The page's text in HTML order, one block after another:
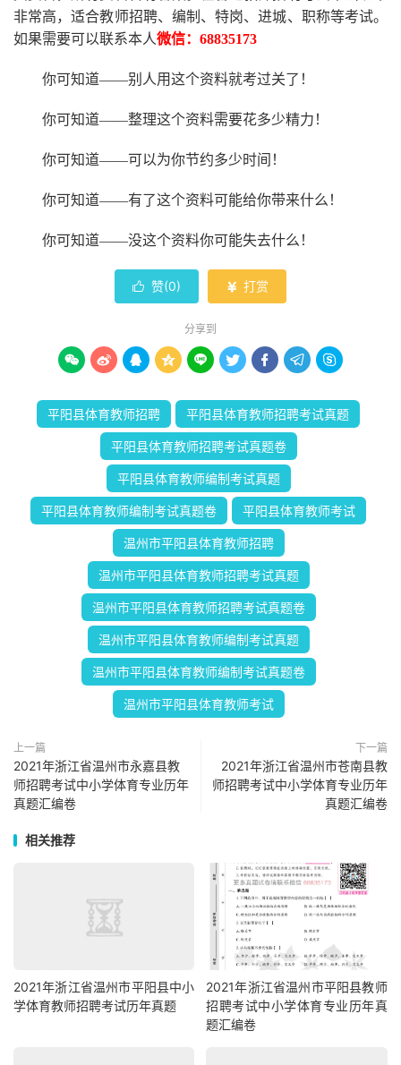
非常高，适合教师招聘、编制、特岗、进城、职称等考试。
如果需要可以联系本人微信： 68835173
你可知道——别人用这个资料就考过关了！
你可知道——整理这个资料需要花多少精力 ！
你可知道——可以为你节约多少时间！
你可知道——有了这个资料可能给你带来什么！
你可知道——没这个资料你可能失去什么 ！
 赞(0)  打赏
分享到
        
平阳县体育教师招聘 平阳县体育教师招聘考试真题
平阳县体育教师招聘考试真题卷
平阳县体育教师编制考试真题
平阳县体育教师编制考试真题卷 平阳县体育教师考试
温州市平阳县体育教师招聘
温州市平阳县体育教师招聘考试真题
温州市平阳县体育教师招聘考试真题卷
温州市平阳县体育教师编制考试真题
温州市平阳县体育教师编制考试真题卷
温州市平阳县体育教师考试
上一篇
2021年浙江省温州市永嘉县教
师招聘考试中小学体育专业历年
真题汇编卷
下一篇
2021年浙江省温州市苍南县教
师招聘考试中小学体育专业历年
真题汇编卷
相关推荐
2021年浙江省温州市平阳县中小
学体育教师招聘考试历年真题
2021年浙江省温州市平阳县教师
招聘考试中小学体育专业历年真
题汇编卷